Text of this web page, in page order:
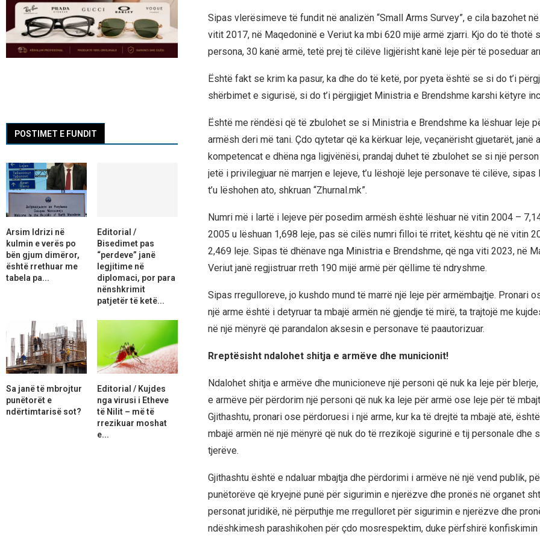
Sipas vlerësimeve të fundit në analizën “Small Arms Survey”, e cila bazohet
vitit 2017, në Maqedoninë e Veriut ka mbi 620 mijë armë zjarri. Kjo do të thotë
persona, 30 kanë armë, tetë prej të cilëve ligjërisht kanë leje për të poseduar
Është fakt se krim ka pasur, ka dhe do të ketë, por pyeta është se si do t’i
shërbimet e sigurisë, si do t’i përgjigjet Ministria e Brendshme karshi këtyre
Është me rëndësi që të zbulohet se si Ministria e Brendshme ka lëshuar leje
armësh deri më tani. Çdo qytetar që ka kërkuar leje, veçanërisht gjuetarët, janë
kompetencat e dhëna nga ligjvënësi, prandaj duhet të zbulohet se si një
jetë i privilegjuar në marrjen e lejeve, t’u lëshojë leje personave të cilëve, sipas
t’u lëshohen ato, shkruan “Zhurnal.mk”.
Numri më i lartë i lejeve për posedim armësh është lëshuar në vitin 2004 –
2005 u lëshuan 1,698 leje, pas së cilës numri filloi të rritet, kështu që në vitin
2,469 leje. Sipas të dhënave nga Ministria e Brendshme, që nga viti 2023, në
Veriut janë regjistruar rreth 190 mijë armë për qëllime të ndryshme.
Sipas rregulloreve, jo kushdo mund të marrë një leje për armëmbajtje. Pronari
një arme është i detyruar ta mbajë armën në gjendje të mirë, ta trajtojë me
në një mënyrë që parandalon aksesin e personave të paautorizuar.
Rreptësisht ndalohet shitja e armëve dhe municionit!
Ndalohet shitja e armëve dhe municioneve një personi që nuk ka leje për
e armëve për përdorim një personi që nuk ka leje për armë ose leje për të
Gjithashtu, pronari ose përdoruesi i një arme, kur ka të drejtë ta mbajë atë,
mbajë armën në një mënyrë që nuk do të rrezikojë sigurinë e tij personale dhe
tjerëve.
Gjithashtu është e ndaluar mbajtja dhe përdorimi i armëve në një vend publik,
punëtorëve që kryejnë punë për sigurimin e njerëzve dhe pronës në organet
personat juridikë, në përputhje me rregulloret për sigurimin e njerëzve dhe
ndëshkimesh parashikohen për çdo mosrespektim, duke përfshirë
POSTIMET E FUNDIT
Arsim Idrizi në
kulmin e verës po
bën gjum dimëror,
është rrethuar me
tabela pa...
Editorial /
Bisedimet pas
“perdeve” janë
legjitime në
diplomaci, por para
nënshkrimit
patjetër të ketë...
Sa janë të mbrojtur
punëtorët e
ndërtimtarisë sot?
Editorial / Kujdes
nga virusi i Etheve
të Nilit – më të
rrezikuar moshat
e...